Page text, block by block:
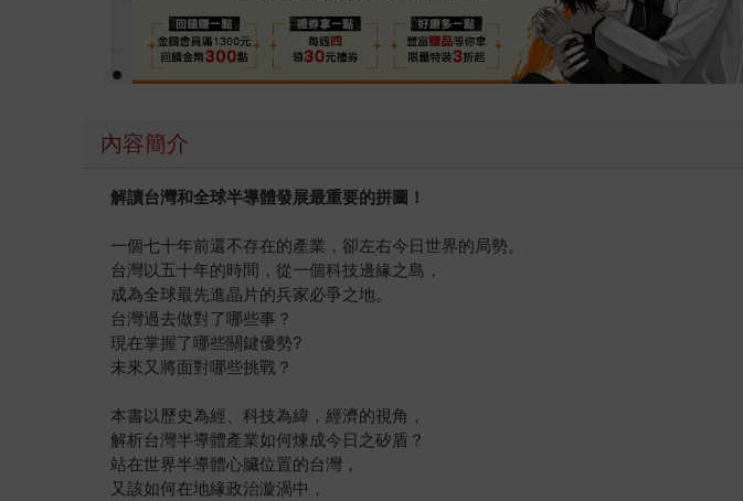
內容簡介
解讀台灣和全球半導體發展最重要的拼圖！
一個七十年前還不存在的產業，卻左右今日世界的局勢。
台灣以五十年的時間，從一個科技邊緣之島，
成為全球最先進晶片的兵家必爭之地。
台灣過去做對了哪些事？
現在掌握了哪些關鍵優勢?
未來又將面對哪些挑戰？
本書以歷史為經、科技為緯，經濟的視角，
解析台灣半導體產業如何煉成今日之矽盾？
站在世界半導體心臟位置的台灣，
又該如何在地緣政治漩渦中，